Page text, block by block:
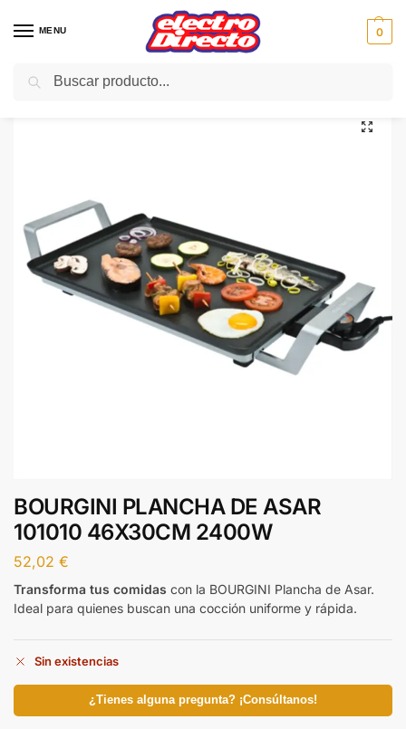
MENU 0
Inicio PAE / Cocina / Plancha de Asar
BOURGINI PLANCHA DE ASAR
101010 46X30CM 2400W
52,02 €
Transforma tus comidas con la BOURGINI Plancha de Asar.
Ideal para quienes buscan una cocción uniforme y rápida.
Sin existencias
¿Tienes alguna pregunta? ¡Consúltanos!